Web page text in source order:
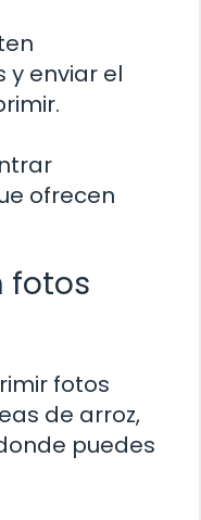
y enviar el
ofrecen
fotos
fotos
de arroz,
puedes